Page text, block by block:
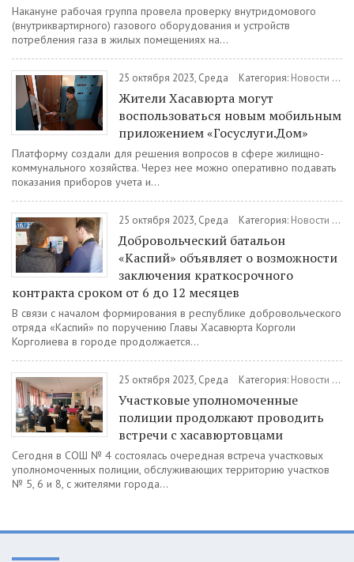
Накануне рабочая группа провела проверку внутридомового
(внутриквартирного) газового оборудования и устройств
потребления газа в жилых помещениях на...
25 октября 2023, Среда Категория: Новости
Жители Хасавюрта могут
воспользоваться новым мобильным
приложением «Госуслуги.Дом»
Платформу создали для решения вопросов в сфере жилищно-
коммунального хозяйства. Через нее можно оперативно подавать
показания приборов учета и...
25 октября 2023, Среда Категория: Новости
Добровольческий батальон
«Каспий» объявляет о возможности
заключения краткосрочного
контракта сроком от 6 до 12 месяцев
В связи с началом формирования в республике добровольческого
отряда «Каспий» по поручению Главы Хасавюрта Корголи
Корголиева в городе продолжается...
25 октября 2023, Среда Категория: Новости
Участковые уполномоченные
полиции продолжают проводить
встречи с хасавюртовцами
Сегодня в СОШ № 4 состоялась очередная встреча участковых
уполномоченных полиции, обслуживающих территорию участков
№ 5, 6 и 8, с жителями города...